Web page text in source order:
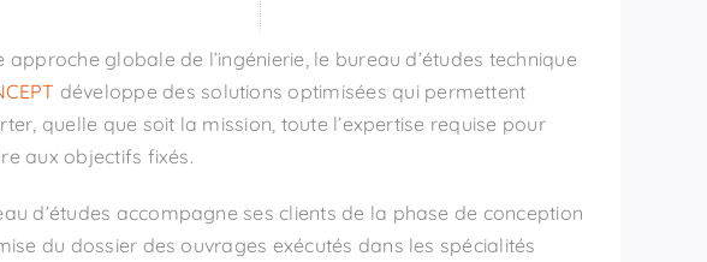
approche globale de l’ingénierie, le bureau d’études technique
développe des solutions optimisées qui permettent
quelle que soit la mission, toute l’expertise requise pour
aux objectifs fixés.
d’études accompagne ses clients de la phase de conception
du dossier des ouvrages exécutés dans les spécialités